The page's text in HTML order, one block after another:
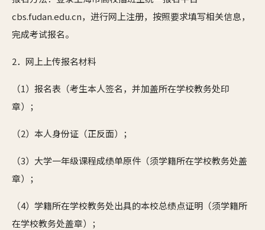
cbs.fudan.edu.cn，进行网上注册，按照要求填写相关信息，
完成考试报名。
2．网上上传报名材料
（1）报名表（考生本人签名，并加盖所在学校教务处印
章）；
（2）本人身份证（正反面）；
（3）大学一年级课程成绩单原件（须学籍所在学校教务处盖
章）；
（4）学籍所在学校教务处出具的本校总绩点证明（须学籍所
在学校教务处盖章）；